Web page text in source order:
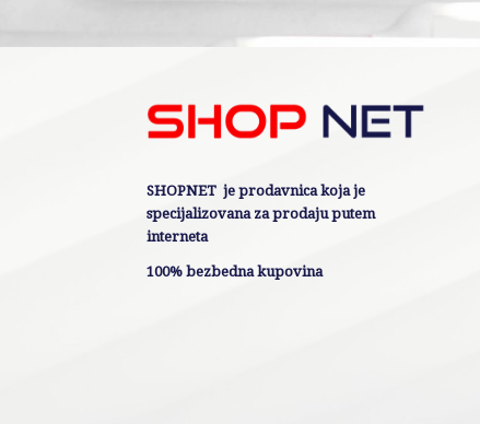
SHOPNET je prodavnica koja je
specijalizovana za prodaju putem
interneta
100% bezbedna kupovina